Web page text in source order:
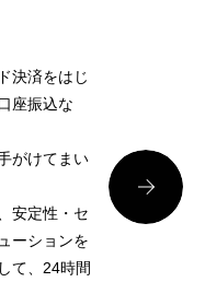
決済をはじ
座振込な
がけてまい
安定性・セ
ーションを
て、24時間